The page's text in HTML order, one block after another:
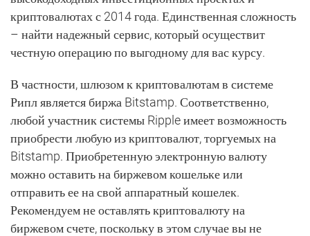
криптовалютах с 2014 года. Единственная сложность
– найти надежный сервис, который осуществит
честную операцию по выгодному для вас курсу.
В частности, шлюзом к криптовалютам в системе
Рипл является биржа Bitstamp. Соответственно,
любой участник системы Ripple имеет возможность
приобрести любую из криптовалют, торгуемых на
Bitstamp. Приобретенную электронную валюту
можно оставить на биржевом кошельке или
отправить ее на свой аппаратный кошелек.
Рекомендуем не оставлять криптовалюту на
биржевом счете, поскольку в этом случае вы не